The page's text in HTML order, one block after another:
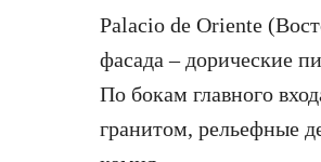
Palacio de Oriente
фасада – дорические
По бокам главного
гранитом, рельефные